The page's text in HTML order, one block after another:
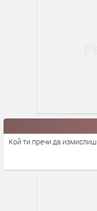
Кой ти пречи да